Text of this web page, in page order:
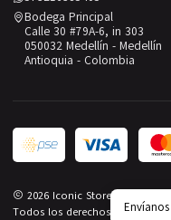
Bodega Principal
Calle 30 #79A-6, in 303
050032 Medellín - Medellín
Antioquia - Colombia
2026 Iconic Store.
Todos los derechos